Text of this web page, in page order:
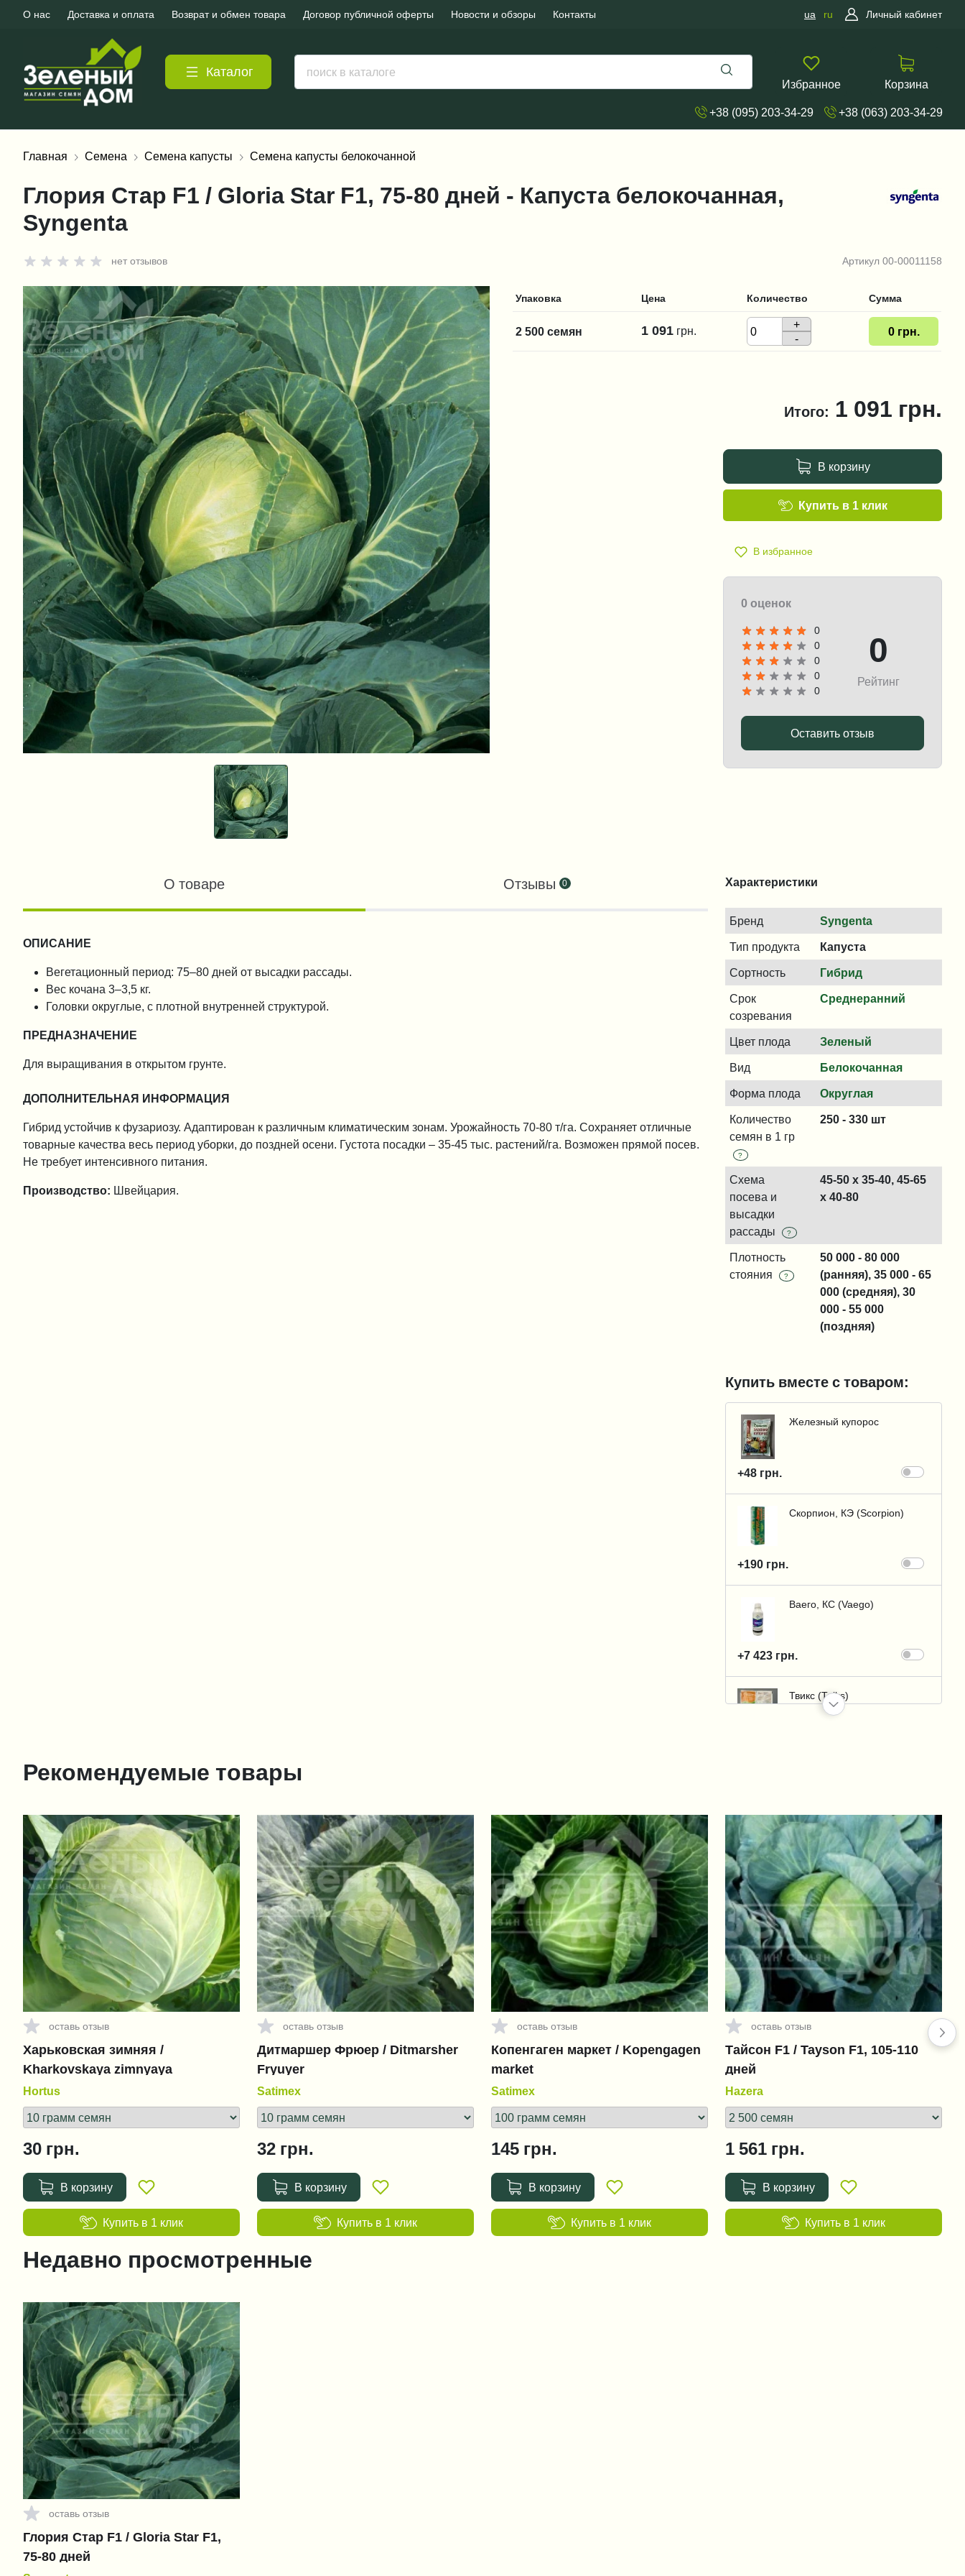
О нас Доставка и оплата Возврат и обмен товара Договор публичной оферты Новости и обзоры Контакты ua ru Личный кабинет
Каталог
Избранное Корзина
+38 (095) 203-34-29 +38 (063) 203-34-29
Главная Семена Семена капусты Семена капусты белокочанной
Артикул 00-00011158
Глория Стар F1 / Gloria Star F1, 75-80 дней - Капуста белокочанная,
Syngenta
нет отзывов
Упаковка Цена Количество Сумма
2 500 семян 1 091 грн.
+
-
0 грн.
Итого: 1 091 грн.
В корзину
В избранное
Купить в 1 клик
0 оценок
0
0
0
0
0
0
Рейтинг
Оставить отзыв
Характеристики
Бренд Syngenta
Тип продукта Капуста
Сортность Гибрид
Срок
созревания
Среднеранний
Цвет плода Зеленый
Вид Белокочанная
Форма плода Округлая
Количество
семян в 1 гр
?
250 - 330 шт
Схема
посева и
высадки
рассады
?
45-50 x 35-40, 45-65
x 40-80
Плотность
стояния
?
50 000 - 80 000
(ранняя), 35 000 - 65
000 (средняя), 30
000 - 55 000
(поздняя)
Купить вместе с товаром:
Железный купорос
+48 грн.
Скорпион, КЭ (Scorpion)
+190 грн.
Ваего, КС (Vaego)
+7 423 грн.
Твикс (Tviks)
+28 грн.
Аммиачная селитра (нитрат
аммония) / азотное
удобрение
+80 грн.
О товаре Отзывы 0
ОПИСАНИЕ
Вегетационный период: 75–80 дней от высадки рассады.
Вес кочана 3–3,5 кг.
Головки округлые, с плотной внутренней структурой.
ПРЕДНАЗНАЧЕНИЕ
Для выращивания в открытом грунте.
ДОПОЛНИТЕЛЬНАЯ ИНФОРМАЦИЯ
Гибрид устойчив к фузариозу. Адаптирован к различным климатическим зонам. Урожайность 70-80 т/га. Сохраняет отличные
товарные качества весь период уборки, до поздней осени. Густота посадки – 35-45 тыс. растений/га. Возможен прямой посев.
Не требует интенсивного питания.
Производство: Швейцария.
Рекомендуемые товары
оставь отзыв
Харьковская зимняя /
Kharkovskaya zimnyaya
Hortus
30 грн.
В корзину
Купить в 1 клик
оставь отзыв
Дитмаршер Фрюер / Ditmarsher
Fryuyer
Satimex
32 грн.
В корзину
Купить в 1 клик
оставь отзыв
Копенгаген маркет / Kopengagen
market
Satimex
145 грн.
В корзину
Купить в 1 клик
оставь отзыв
Тайсон F1 / Tayson F1, 105-110
дней
Hazera
1 561 грн.
В корзину
Купить в 1 клик
Недавно просмотренные
оставь отзыв
Глория Стар F1 / Gloria Star F1,
75-80 дней